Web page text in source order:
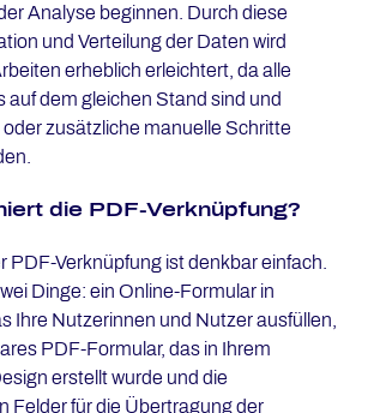
Analyse beginnen. Durch diese
und Verteilung der Daten wird
erheblich erleichtert, da alle
auf dem gleichen Stand sind und
zusätzliche manuelle Schritte
die PDF-Ver­knüp­fung?
PDF-Verknüpfung ist denkbar einfach.
Dinge: ein Online-Formular in
Ihre Nutzerinnen und Nutzer ausfüllen,
PDF-Formular, das in Ihrem
erstellt wurde und die
Felder für die Übertragung der